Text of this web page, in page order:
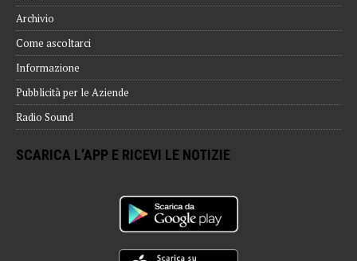
Archivio
Come ascoltarci
Informazione
Pubblicità per le Aziende
Radio Sound
SCARICA L’APP E RICEVI LE NOTIZIE